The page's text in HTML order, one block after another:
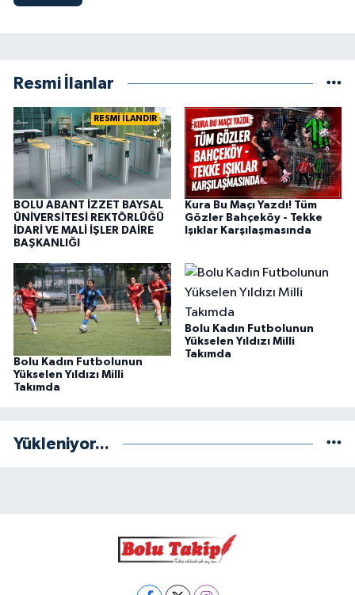
Resmi İlanlar
RESMİ İLANDIR
BOLU ABANT İZZET BAYSAL
ÜNİVERSİTESİ REKTÖRLÜĞÜ
İDARİ VE MALİ İŞLER DAİRE
BAŞKANLIĞI
Kura Bu Maçı Yazdı! Tüm
Gözler Bahçeköy - Tekke
Işıklar Karşılaşmasında
Bolu Kadın Futbolunun
Yükselen Yıldızı Milli
Takımda
Bolu Kadın Futbolunun
Yükselen Yıldızı Milli
Takımda
Yükleniyor...